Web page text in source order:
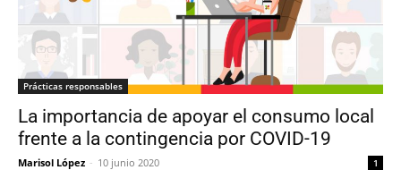
Prácticas responsables
La importancia de apoyar el consumo local
frente a la contingencia por COVID-19
Marisol López - 10 junio 2020 1